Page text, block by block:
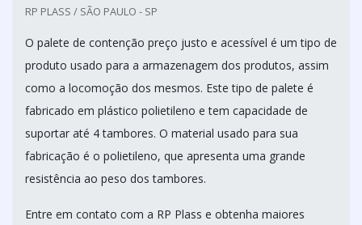
RP PLASS / SÃO PAULO - SP
O palete de contenção preço justo e acessível é um tipo de
produto usado para a armazenagem dos produtos, assim
como a locomoção dos mesmos. Este tipo de palete é
fabricado em plástico polietileno e tem capacidade de
suportar até 4 tambores. O material usado para sua
fabricação é o polietileno, que apresenta uma grande
resistência ao peso dos tambores.
Entre em contato com a RP Plass e obtenha maiores